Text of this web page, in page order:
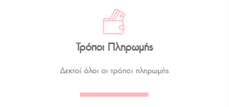
Τρόποι Πληρωμής
Δεκτοί όλοι οι τρόποι πληρωμής